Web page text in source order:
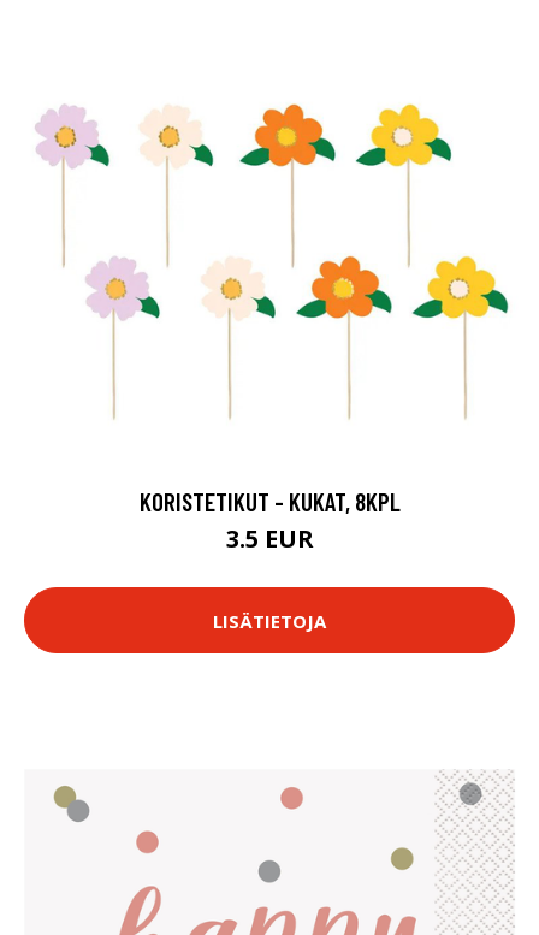
KORISTETIKUT - KUKAT, 8KPL
3.5 EUR
LISÄTIETOJA